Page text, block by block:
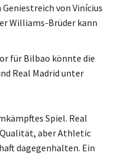
Geniestreich von Vinícius
Williams-Brüder kann
für Bilbao könnte die
Real Madrid unter
Spiel. Real
aber Athletic
dagegenhalten. Ein